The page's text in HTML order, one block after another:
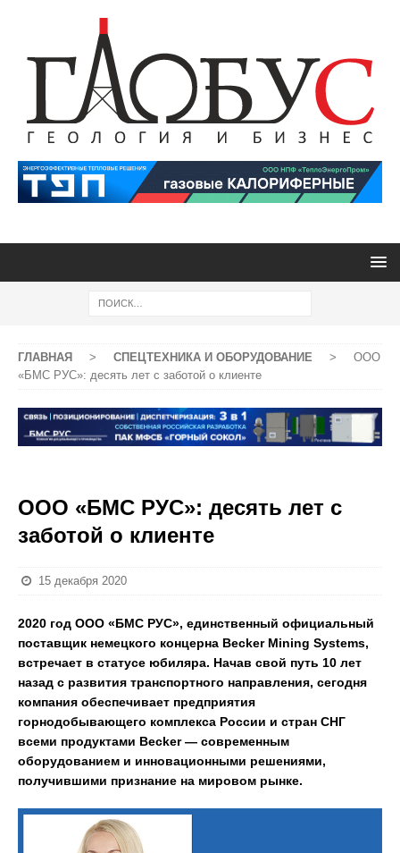
ГЛАВНАЯ > СПЕЦТЕХНИКА И ОБОРУДОВАНИЕ >
ООО
«БМС РУС»: десять лет с заботой о клиенте
ООО «БМС РУС»: десять лет с
заботой о клиенте
15 декабря 2020
2020 год ООО «БМС РУС», единственный официальный
поставщик немецкого концерна Becker Mining Systems,
встречает в статусе юбиляра. Начав свой путь 10 лет
назад с развития транспортного направления, сегодня
компания обеспечивает предприятия
горнодобывающего комплекса России и стран СНГ
всеми продуктами Becker — современным
оборудованием и инновационными решениями,
получившими признание на мировом рынке.